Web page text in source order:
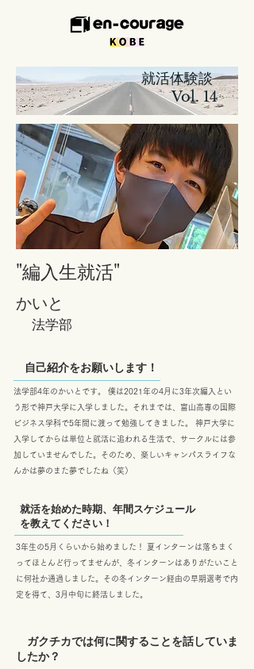
​ 就活体験談
Vol. 14
"編入生就活"
​かいと
法学部
自己紹介をお願いします！
法学部4年のかいとです。 僕は2021年の4月に3年次編入とい
う形で神戸大学に入学しました。それまでは、富山高専の国際
ビジネス学科で5年間に渡って勉強してきました。 神戸大学に
入学してからは単位と就活に追われる生活で、サークルには参
加していませんでした。そのため、楽しいキャンパスライフな
んかは夢のまた夢でしたね（笑）
就活を始めた時期、年間スケジュール
を教えてください！
3年生の5月くらいから始めました！ 夏インターンは落ちまく
ってほとんど行ってませんが、冬インターンはありがたいこと
に何社か通過しました。その冬インターン経由の早期選考で内
定を得て、3月中旬に終活しました。
ガクチカでは何に関することを話していま
したか？